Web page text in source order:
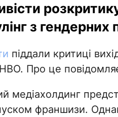
з гендерних
піддали критиці
Про це
медіахолдинг
франшизи.